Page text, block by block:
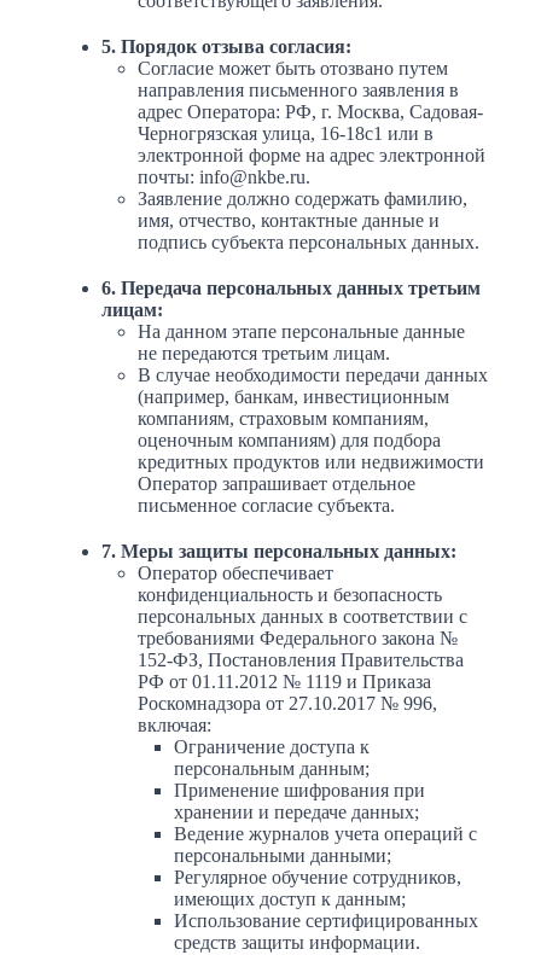
5. Порядок отзыва согласия:
Согласие может быть отозвано путем
направления письменного заявления в
адрес Оператора: РФ, г. Москва, Садовая-
Черногрязская улица, 16-18с1 или в
электронной форме на адрес электронной
почты: info@nkbe.ru.
Заявление должно содержать фамилию,
имя, отчество, контактные данные и
подпись субъекта персональных данных.
6. Передача персональных данных третьим
лицам:
На данном этапе персональные данные
не передаются третьим лицам.
В случае необходимости передачи данных
(например, банкам, инвестиционным
компаниям, страховым компаниям,
оценочным компаниям) для подбора
кредитных продуктов или недвижимости
Оператор запрашивает отдельное
письменное согласие субъекта.
7. Меры защиты персональных данных:
Оператор обеспечивает
конфиденциальность и безопасность
персональных данных в соответствии с
требованиями Федерального закона №
152-ФЗ, Постановления Правительства
РФ от 01.11.2012 № 1119 и Приказа
Роскомнадзора от 27.10.2017 № 996,
включая:
Ограничение доступа к
персональным данным;
Применение шифрования при
хранении и передаче данных;
Ведение журналов учета операций с
персональными данными;
Регулярное обучение сотрудников,
имеющих доступ к данным;
Использование сертифицированных
средств защиты информации.